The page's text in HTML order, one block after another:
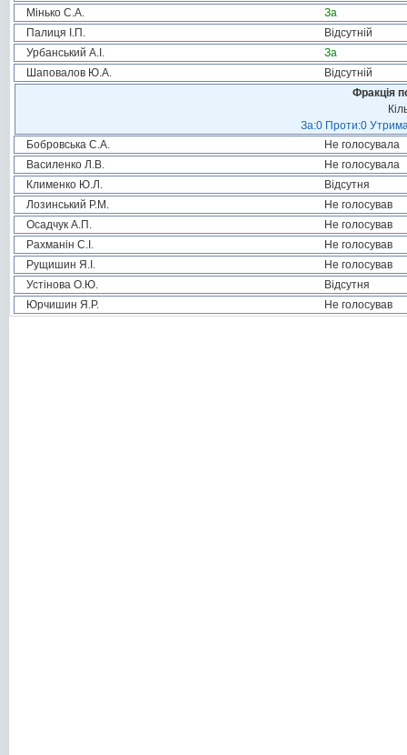
Мінько С.А.
За
Палиця І.П.
Відсутній
Урбанський А.І.
За
Шаповалов Ю.А.
Відсутній
Фракція
За:0 Проти:0
Бобровська С.А.
Не голосувала
Василенко Л.В.
Не голосувала
Клименко Ю.Л.
Відсутня
Лозинський Р.М.
Не голосував
Осадчук А.П.
Не голосував
Рахманін С.І.
Не голосував
Рущишин Я.І.
Не голосував
Устінова О.Ю.
Відсутня
Юрчишин Я.Р.
Не голосував